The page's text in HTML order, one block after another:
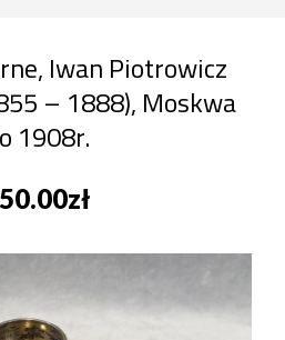
Iwan Piotrowicz
– 1888), Moskwa
1908r.
zł